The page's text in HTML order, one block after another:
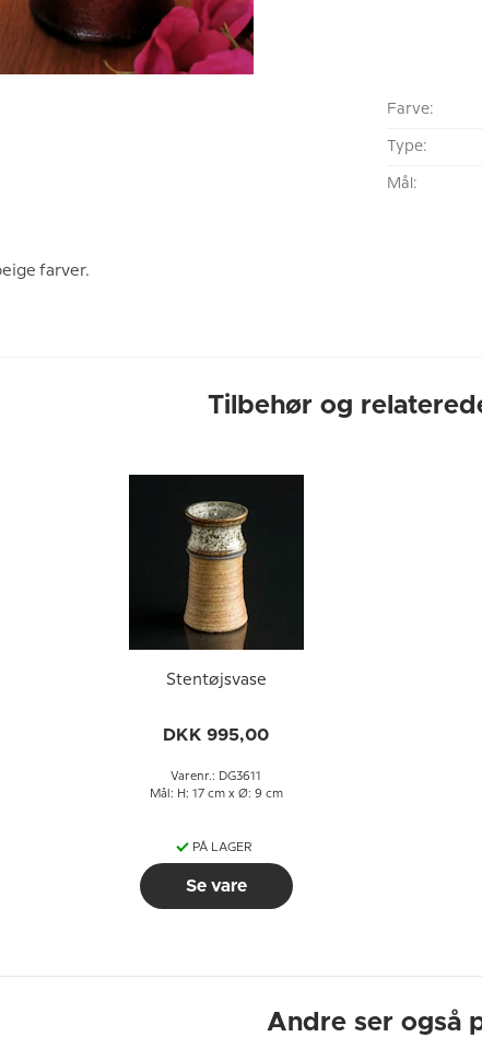
Farve:
Type:
Mål:
farver.
Tilbehør og
Stentøjsvase
DKK 995,00
Varenr.: DG3611
Mål: H: 17 cm x Ø: 9 cm
PÅ LAGER
Se vare
Andre ser også